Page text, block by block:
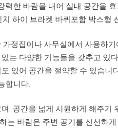
력한 바람을 내어 실내 공간을
하이 브라켓 바퀴포함 박스형
정집이나 사무실에서 사용하
는 다양한 기능들을 갖추고 있
있어 공간을 절약할 수 있습니
합니다.
, 공간을 넓게 시원하게 해주기
는 바람은 주변 공기를 신선하